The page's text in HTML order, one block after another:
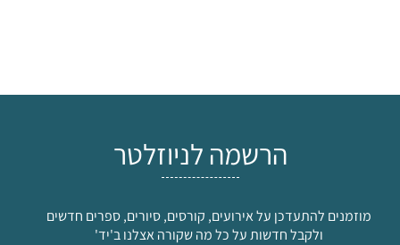
הרשמה לניוזלטר
מוזמנים להתעדכן על אירועים, קורסים, סיורים, ספרים חדשים
ולקבל חדשות על כל מה שקורה אצלנו ב'יד'